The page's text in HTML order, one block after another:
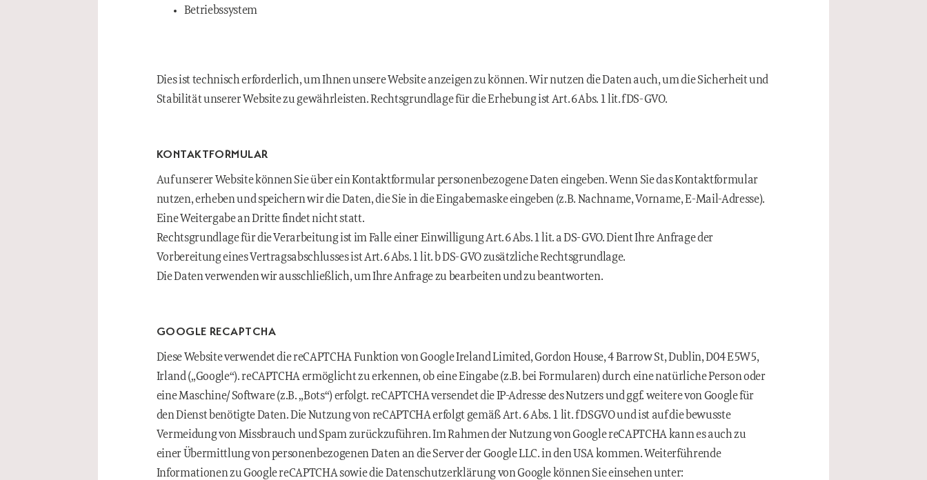
Betriebssystem
Dies ist technisch erforderlich, um Ihnen unsere Website anzeigen zu können. Wir nutzen die Daten auch, um die Sicherheit und
Stabilität unserer Website zu gewährleisten. Rechtsgrundlage für die Erhebung ist Art. 6 Abs. 1 lit. f DS-GVO.
KONTAKTFORMULAR
Auf unserer Website können Sie über ein Kontaktformular personenbezogene Daten eingeben. Wenn Sie das Kontaktformular
nutzen, erheben und speichern wir die Daten, die Sie in die Eingabemaske eingeben (z.B. Nachname, Vorname, E-Mail-Adresse).
Eine Weitergabe an Dritte findet nicht statt.
Rechtsgrundlage für die Verarbeitung ist im Falle einer Einwilligung Art. 6 Abs. 1 lit. a DS-GVO. Dient Ihre Anfrage der
Vorbereitung eines Vertragsabschlusses ist Art. 6 Abs. 1 lit. b DS-GVO zusätzliche Rechtsgrundlage.
Die Daten verwenden wir ausschließlich, um Ihre Anfrage zu bearbeiten und zu beantworten.
GOOGLE RECAPTCHA
Diese Website verwendet die reCAPTCHA Funktion von Google Ireland Limited, Gordon House, 4 Barrow St, Dublin, D04 E5W5,
Irland („Google“). reCAPTCHA ermöglicht zu erkennen, ob eine Eingabe (z.B. bei Formularen) durch eine natürliche Person oder
eine Maschine/ Software (z.B. „Bots“) erfolgt. reCAPTCHA versendet die IP-Adresse des Nutzers und ggf. weitere von Google für
den Dienst benötigte Daten. Die Nutzung von reCAPTCHA erfolgt gemäß Art. 6 Abs. 1 lit. f DSGVO und ist auf die bewusste
Vermeidung von Missbrauch und Spam zurückzuführen. Im Rahmen der Nutzung von Google reCAPTCHA kann es auch zu
einer Übermittlung von personenbezogenen Daten an die Server der Google LLC. in den USA kommen. Weiterführende
Informationen zu Google reCAPTCHA sowie die Datenschutzerklärung von Google können Sie einsehen unter: